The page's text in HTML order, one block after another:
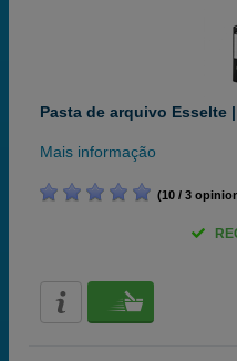
Pasta de arquivo Esselte
Mais informação
(10 / 3